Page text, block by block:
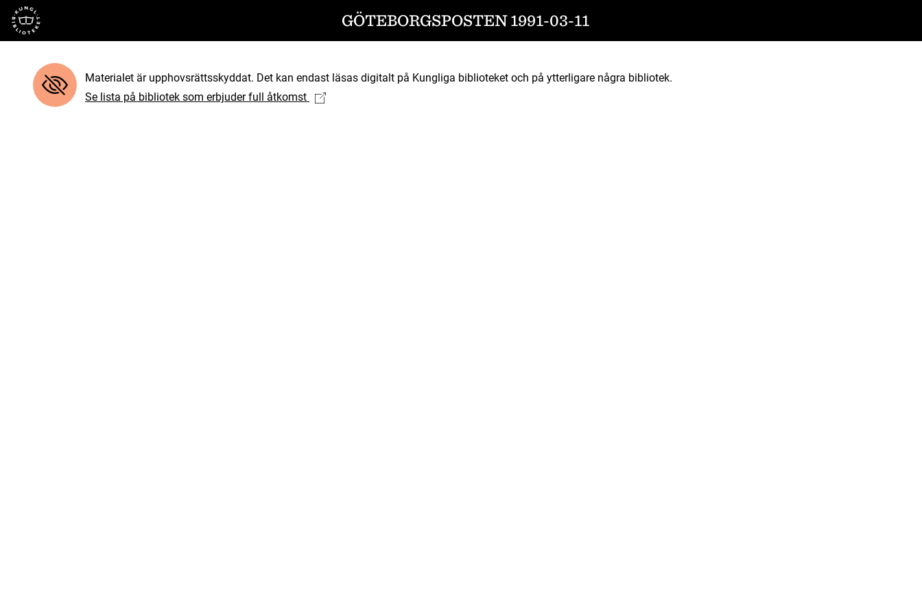
Till startsidan GÖTEBORGSPOSTEN 1991-03-11
Materialet är upphovsrättsskyddat. Det kan endast läsas digitalt på Kungliga biblioteket och på ytterligare några bibliotek.
Se lista på bibliotek som erbjuder full åtkomst